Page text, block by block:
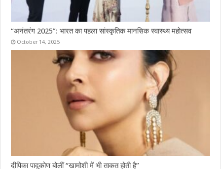
“अनंतरंग 2025”: भारत का पहला सांस्कृतिक मानसिक स्वास्थ्य महोत्सव
October 14, 2025
दीपिका पादुकोण बोलीं “खामोशी में भी ताकत होती है”